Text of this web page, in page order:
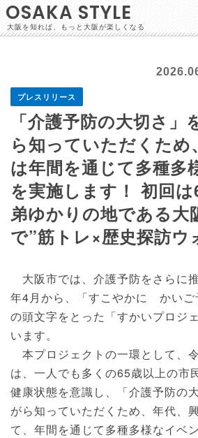
OSAKA STYLE
大阪を知れば、もっと大阪が楽しくなる
プレスリリース
「介護予防の大切さ
ら知っていただくため
は年間を通じて多種多
を実施します！ 初回
弟ゆかりの地である大
で”筋トレ×歴史探訪ウ
大阪市では、介護予防をさらに
年4月から、「すこやかに かい
の頭文字をとった「すかいプロジ
います。
本プロジェクトの一環として、
は、一人でも多くの65歳以上の市
健康状態を意識し、「介護予防の
がら知っていただくため、年代、
て、年間を通じて多種多様なイベ